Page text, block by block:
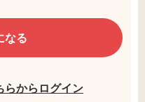
なる
らからログイン